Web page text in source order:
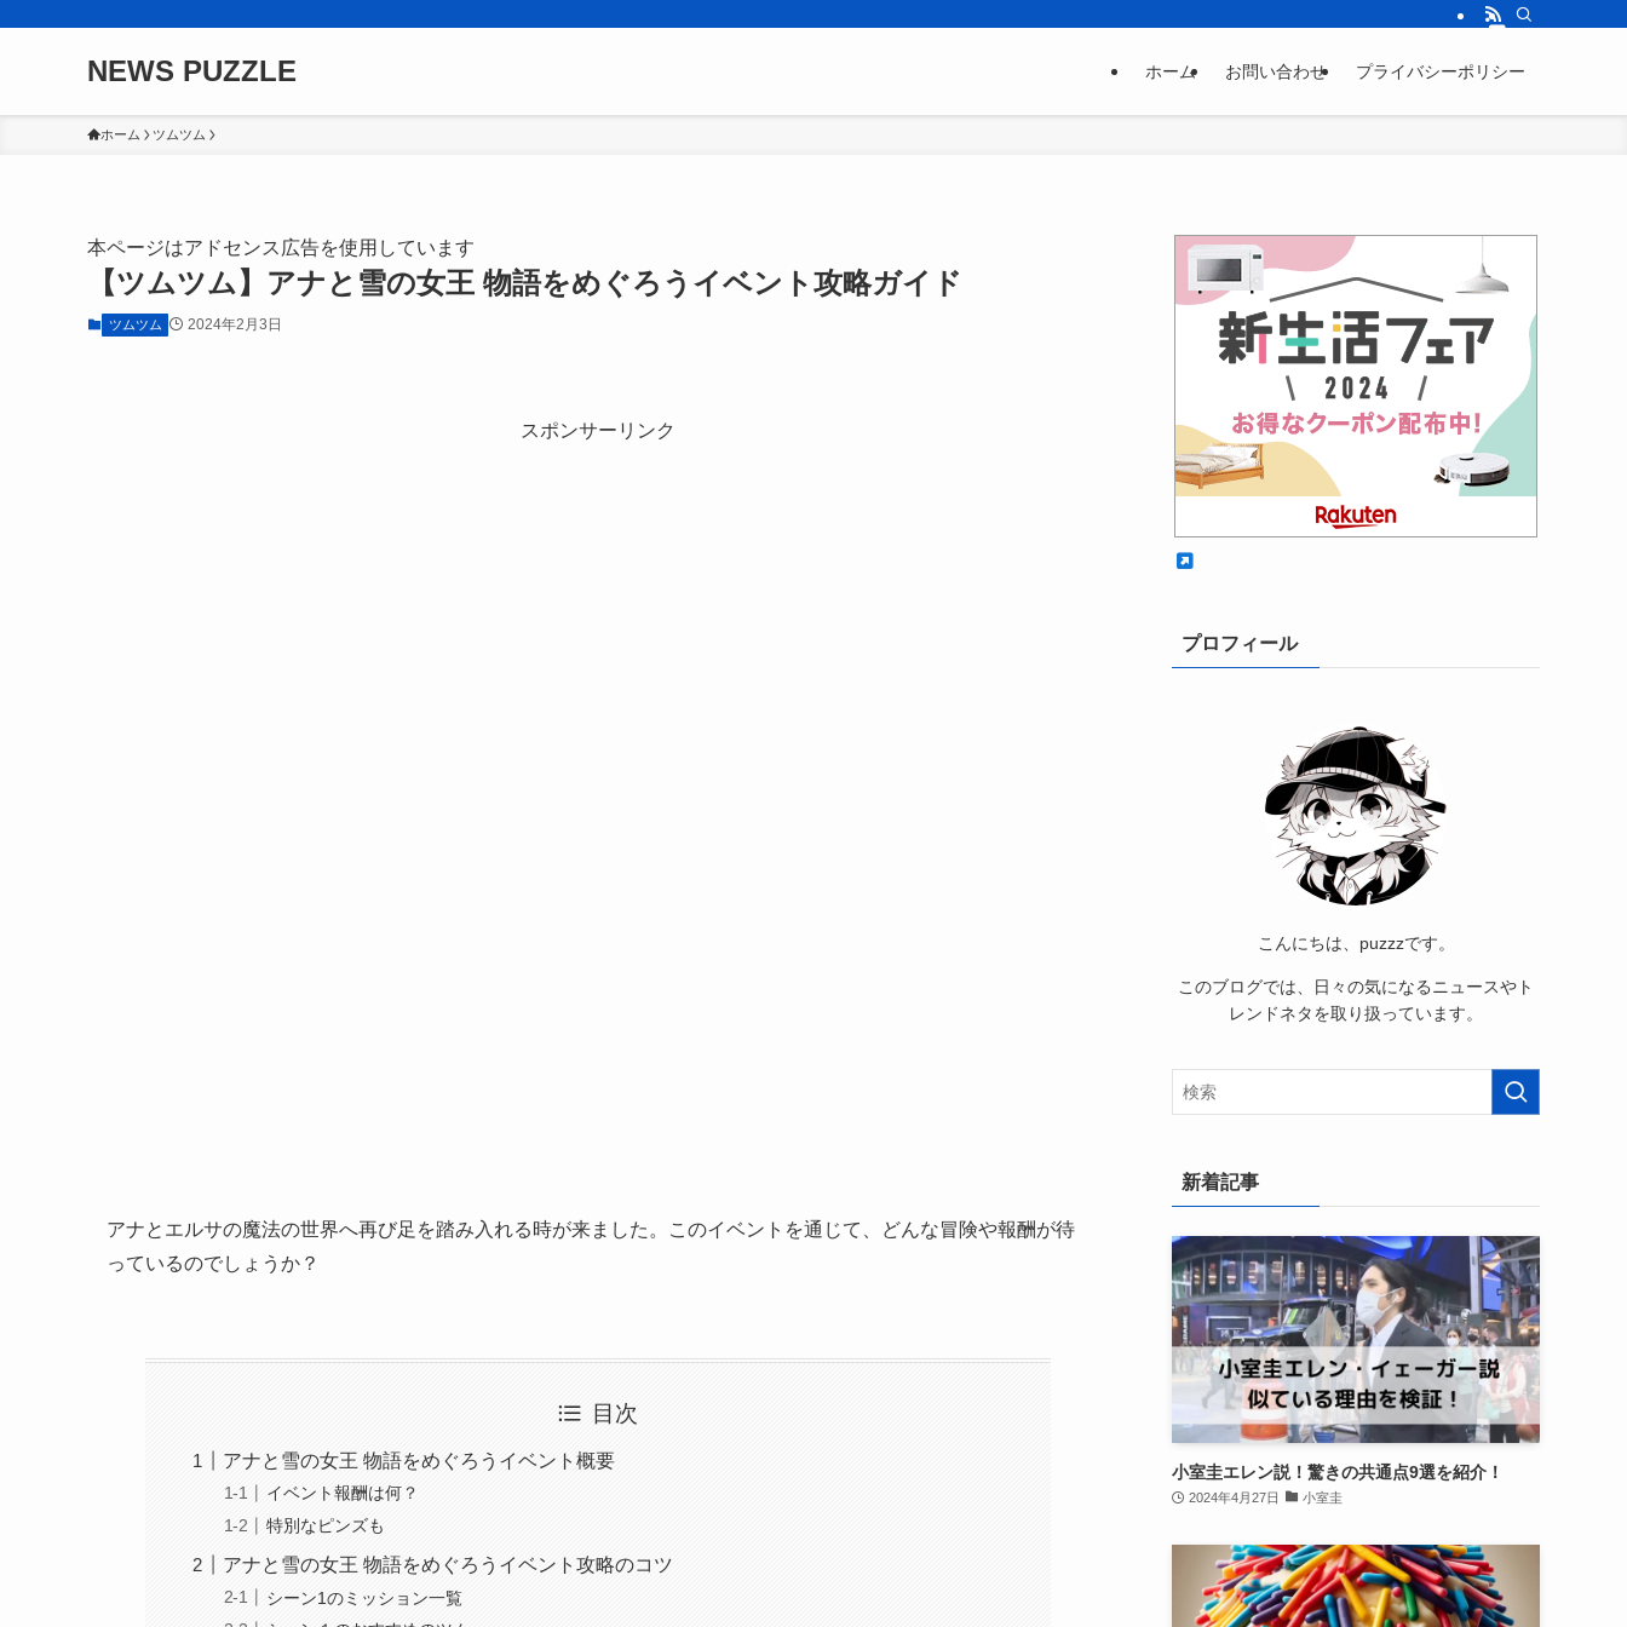
NEWS PUZZLE ホーム お問い合わせ プライバシーポリシー
ホーム ツムツム
本ページはアドセンス広告を使用しています
【ツムツム】アナと雪の女王 物語をめぐろうイベント攻略ガイド
ツムツム 2024年2月3日
スポンサーリンク
アナとエルサの魔法の世界へ再び足を踏み入れる時が来ました。このイベントを通じて、どんな冒険や報酬が待
っているのでしょうか？
目次
アナと雪の女王 物語をめぐろうイベント概要
イベント報酬は何？
特別なピンズも
アナと雪の女王 物語をめぐろうイベント攻略のコツ
シーン1のミッション一覧
プロフィール
こんにちは、puzzzです。
このブログでは、日々の気になるニュースやト
レンドネタを取り扱っています。
新着記事
小室圭エレン説！驚きの共通点9選を紹介！
2024年4月27日 小室圭